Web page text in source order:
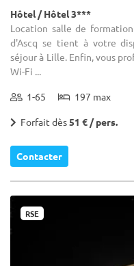
Hôtel / Hôtel 3***
Location salle de
d'Ascq se tient à votre
séjour à Lille. Enfin, vous
Wi-Fi ...
1-65 197 max
Forfait dès51 € / pers.
Contacter
RSE